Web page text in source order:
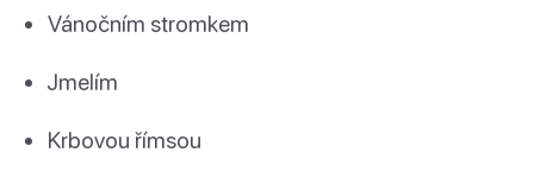
Vánočním stromkem
Jmelím
Krbovou římsou